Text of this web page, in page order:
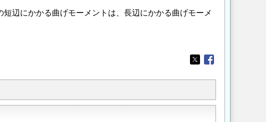
辺にかかる曲げモーメントは、長辺にかかる曲げモーメ
Opens in a new
Opens in a new